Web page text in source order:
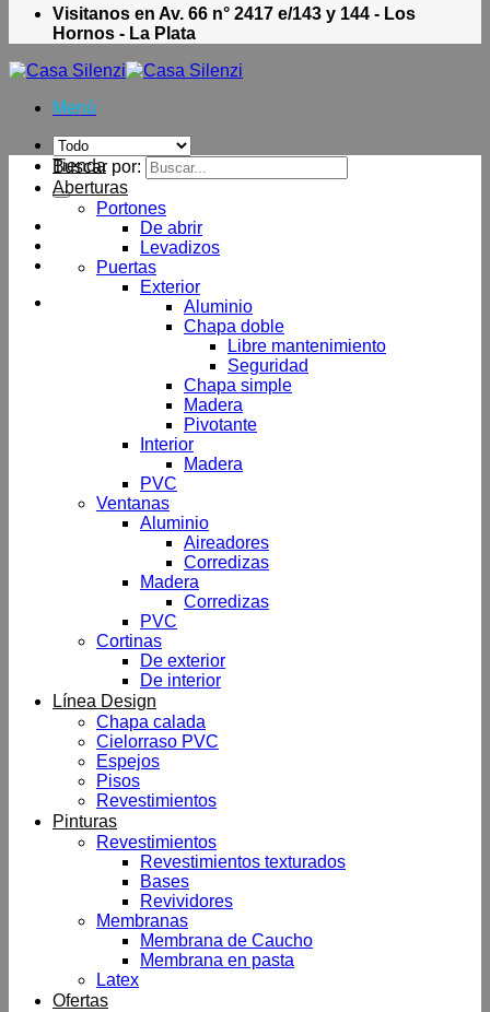
Visitanos en Av. 66 n° 2417 e/143 y 144 - Los
Hornos - La Plata
Menú
Buscar por:
Tienda
Aberturas
Portones
De abrir
Levadizos
Puertas
Exterior
Aluminio
Chapa doble
Libre mantenimiento
Seguridad
Chapa simple
Madera
Pivotante
Interior
Madera
PVC
Ventanas
Aluminio
Aireadores
Corredizas
Madera
Corredizas
PVC
Cortinas
De exterior
De interior
Línea Design
Chapa calada
Cielorraso PVC
Espejos
Pisos
Revestimientos
Pinturas
Revestimientos
Revestimientos texturados
Bases
Revividores
Membranas
Membrana de Caucho
Membrana en pasta
Latex
Ofertas